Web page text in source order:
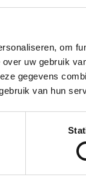
om
uw gebruik
gegevens
van hun